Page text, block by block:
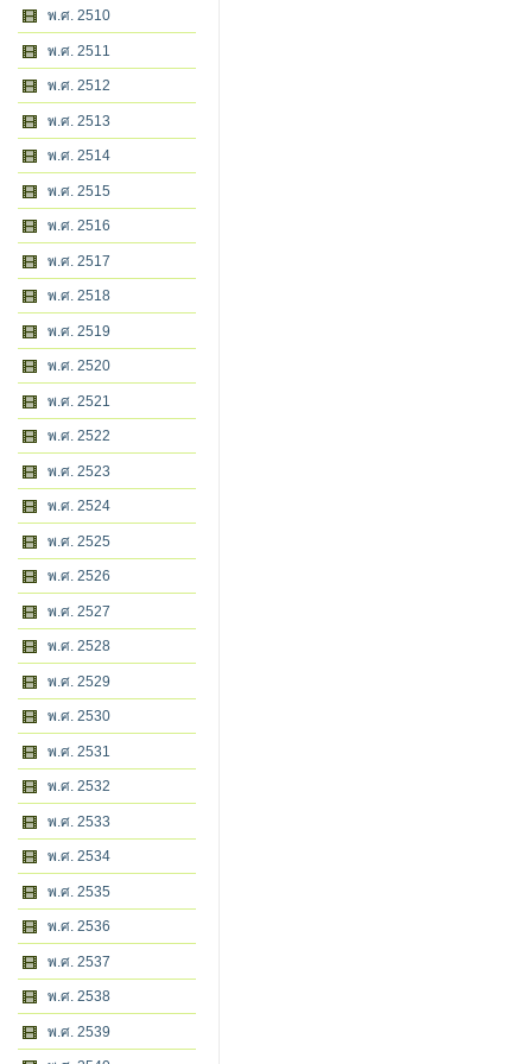
พ.ศ. 2510
พ.ศ. 2511
พ.ศ. 2512
พ.ศ. 2513
พ.ศ. 2514
พ.ศ. 2515
พ.ศ. 2516
พ.ศ. 2517
พ.ศ. 2518
พ.ศ. 2519
พ.ศ. 2520
พ.ศ. 2521
พ.ศ. 2522
พ.ศ. 2523
พ.ศ. 2524
พ.ศ. 2525
พ.ศ. 2526
พ.ศ. 2527
พ.ศ. 2528
พ.ศ. 2529
พ.ศ. 2530
พ.ศ. 2531
พ.ศ. 2532
พ.ศ. 2533
พ.ศ. 2534
พ.ศ. 2535
พ.ศ. 2536
พ.ศ. 2537
พ.ศ. 2538
พ.ศ. 2539